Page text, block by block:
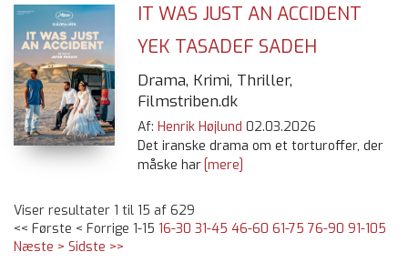
IT WAS JUST AN ACCIDENT
YEK TASADEF SADEH
Drama, Krimi, Thriller,
Filmstriben.dk
Af: Henrik Højlund 02.03.2026
Det iranske drama om et torturoffer, der
måske har[mere]
Viser resultater 1 til 15 af 629
<< Første < Forrige 1-15 16-30 31-45 46-60 61-75 76-90 91-105
Næste > Sidste >>